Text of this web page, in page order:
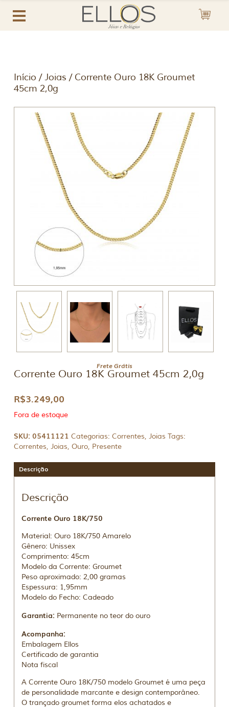
Início /Joias / Corrente Ouro 18K Groumet
45cm 2,0g
Frete Grátis
Corrente Ouro 18K Groumet 45cm 2,0g
R$3.249,00
Fora de estoque
SKU:05411121 Categorias:Correntes,Joias Tags:
Correntes,Joias,Ouro, Presente
Descrição
Descrição
Corrente Ouro 18K/750
Material: Ouro 18K/750 Amarelo
Gênero: Unissex
Comprimento: 45cm
Modelo da Corrente: Groumet
Peso aproximado: 2,00 gramas
Espessura: 1,95mm
Modelo do Fecho: Cadeado
Garantia: Permanente no teor do ouro
Acompanha:
Embalagem Ellos
Certificado de garantia
Nota fiscal
A Corrente Ouro 18K/750 modelo Groumet é uma peça
de personalidade marcante e design contemporâneo.
O trançado groumet forma elos achatados e